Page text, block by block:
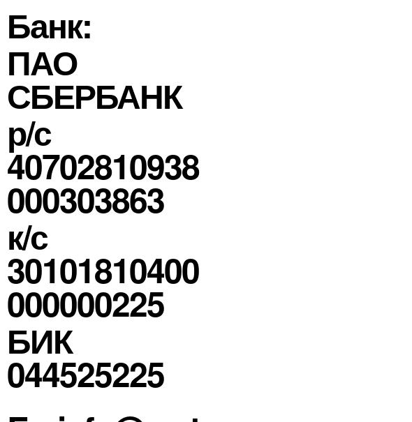
Банк:
ПАО
СБЕРБАНК
р/с
40702810938
000303863
к/с
30101810400
000000225
БИК
044525225